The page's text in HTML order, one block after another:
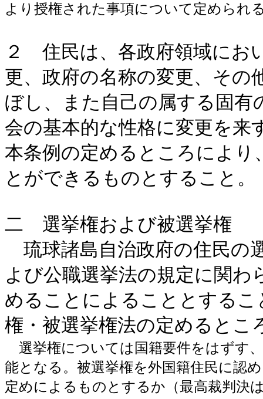
より授権された事項について定められ
２ 住民は、各政府領域にお
更、政府の名称の変更、その
ぼし、また自己の属する固有
会の基本的な性格に変更を来
本条例の定めるところにより
とができるものとすること。
二 選挙権および被選挙権
琉球諸島自治政府の住民の
よび公職選挙法の規定に関わ
めることによることとする
権・被選挙権法の定めると
選挙権については国籍要件をはずす
能となる。被選挙権を外国籍住民に認
定めによるものとするか（最高裁判決